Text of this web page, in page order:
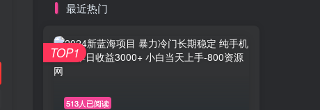
最近热门
513人已阅读
TOP1